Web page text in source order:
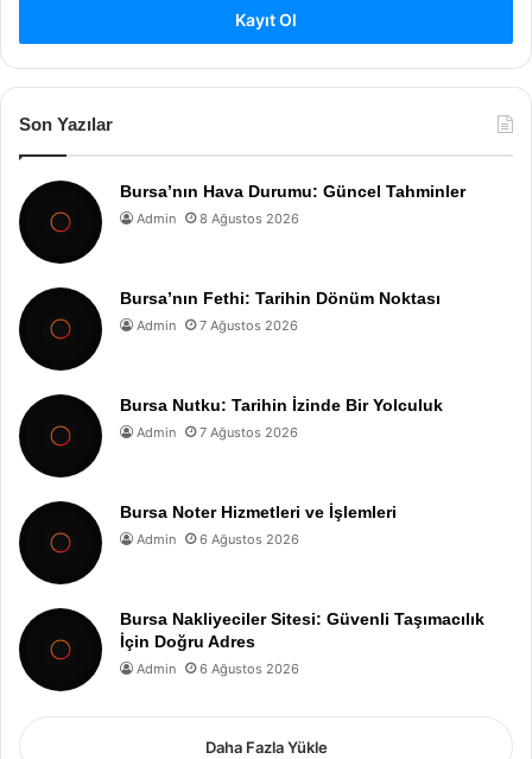
Kayıt Ol
Son Yazılar
Bursa’nın Hava Durumu: Güncel Tahminler
Admin 8 Ağustos 2026
Bursa’nın Fethi: Tarihin Dönüm Noktası
Admin 7 Ağustos 2026
Bursa Nutku: Tarihin İzinde Bir Yolculuk
Admin 7 Ağustos 2026
Bursa Noter Hizmetleri ve İşlemleri
Admin 6 Ağustos 2026
Bursa Nakliyeciler Sitesi: Güvenli Taşımacılık
İçin Doğru Adres
Admin 6 Ağustos 2026
Daha Fazla Yükle